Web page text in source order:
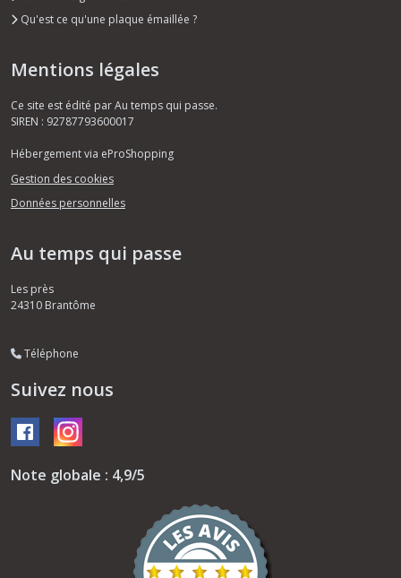
Qu'est ce qu'une plaque émaillée ?
Mentions légales
Ce site est édité par Au temps qui passe.
SIREN : 92787793600017
Hébergement via eProShopping
Gestion des cookies
Données personnelles
Au temps qui passe
Les près
24310 Brantôme
Téléphone
Suivez nous
Note globale : 4,9/5